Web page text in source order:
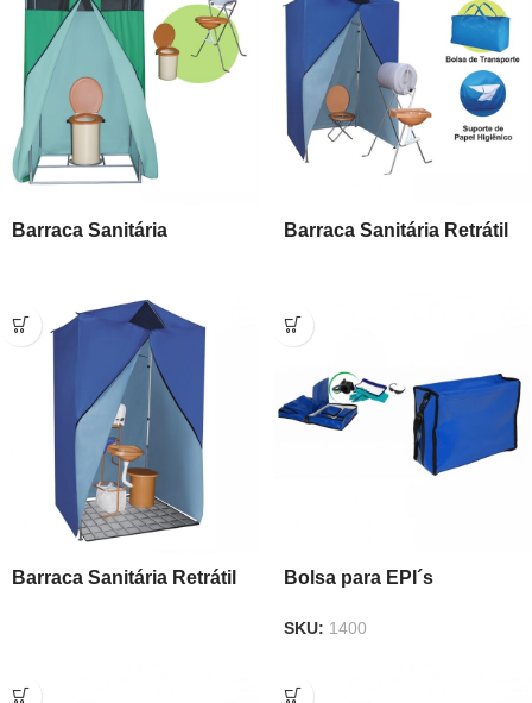
Barraca Sanitária
Barraca Sanitária Retrátil
Barraca Sanitária Retrátil
Bolsa para EPI´s
SKU: 1400